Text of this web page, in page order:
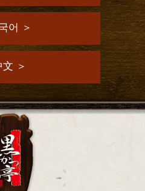
어 ＞
文 ＞